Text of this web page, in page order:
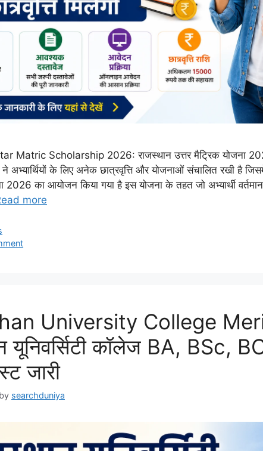
Matric Scholarship 2026: राजस्थान उत्तर मैट्रिक योजना
अभ्यार्थियों के लिए अनेक छात्रवृत्ति और योजनाओं संचालित रखी है
2026 का आयोजन किया गया है इस योजना के तहत जो अभ्यार्थी
more
University College
यूनिवर्सिटी कॉलेज BA, BSc,
जारी
by searchduniya